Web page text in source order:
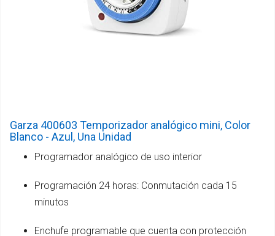
Garza 400603 Temporizador analógico mini, Color
Blanco - Azul, Una Unidad
Programador analógico de uso interior
Programación 24 horas: Conmutación cada 15
minutos
Enchufe programable que cuenta con protección